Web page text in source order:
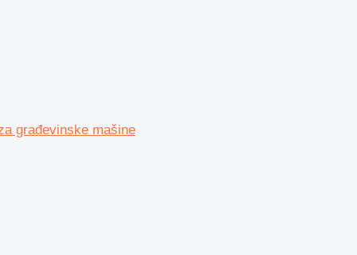
građevinske mašine